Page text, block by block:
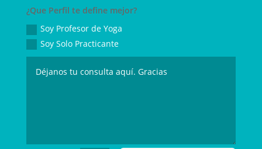
¿Que Perfil te define mejor?
Soy Profesor de Yoga
Soy Solo Practicante